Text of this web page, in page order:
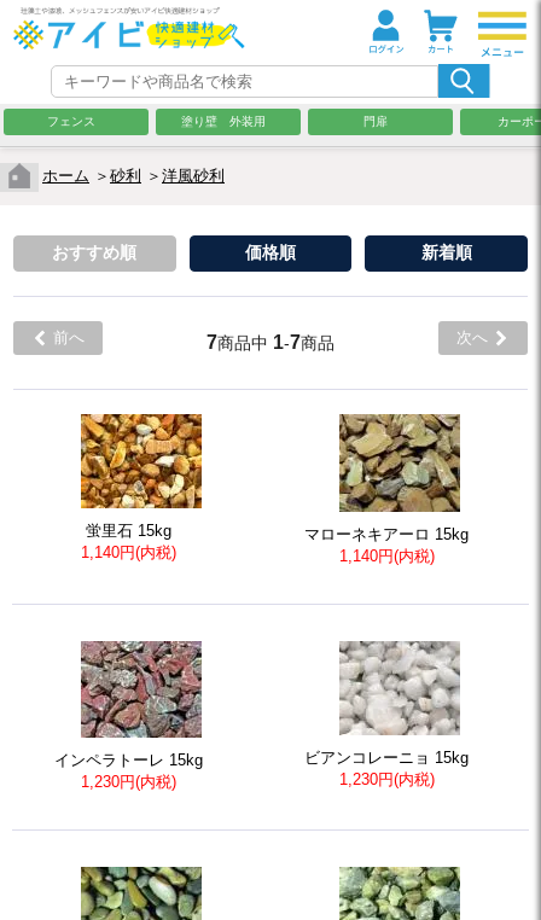
フェンス 塗り壁 外装用 門扉 カーポ
ホーム ＞ 砂利 ＞ 洋風砂利
おすすめ順 価格順 新着順
前へ 7商品中 1-7商品 次へ
蛍里石 15kg
1,140円(内税)
マローネキアーロ 15kg
1,140円(内税)
インペラトーレ 15kg
1,230円(内税)
ビアンコレーニョ 15kg
1,230円(内税)